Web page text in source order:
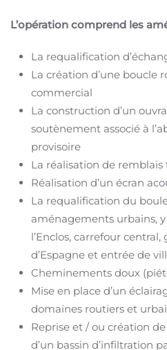
L’opération comprend les
La requalification
La création d’une boucle
commercial
La construction d’un
soutènement associé à
provisoire
La réalisation de
Réalisation d’un écran
La requalification du
aménagements urbains,
l’Enclos, carrefour
d’Espagne et entrée de
Cheminements doux
Mise en place d’un
domaines routiers et
Reprise et / ou création
d’un bassin d’infiltration